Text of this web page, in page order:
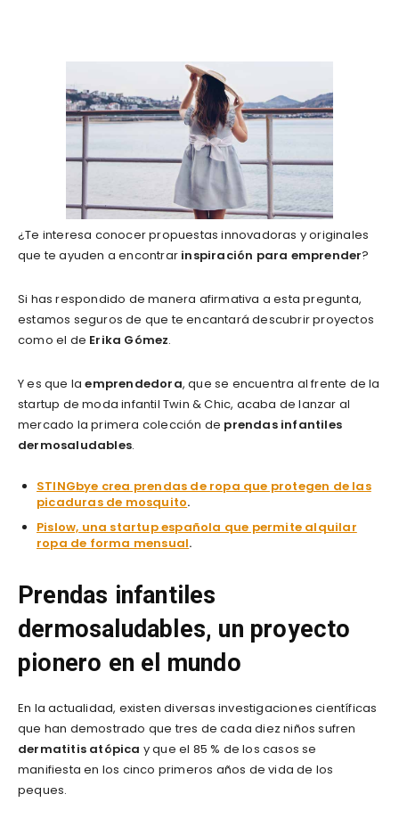
¿Te interesa conocer propuestas innovadoras y originales
que te ayuden a encontrar inspiración para emprender?
Si has respondido de manera afirmativa a esta pregunta,
estamos seguros de que te encantará descubrir proyectos
como el de Erika Gómez.
Y es que laemprendedora, que se encuentra al frente de la
startup de moda infantil Twin & Chic, acaba de lanzar al
mercado la primera colección de prendas infantiles
dermosaludables.
STINGbye crea prendas de ropa que protegen de las
picaduras de mosquito.
Pislow, una startup española que permite alquilar
ropa de forma mensual.
Prendas infantiles
dermosaludables, un proyecto
pionero en el mundo
En la actualidad, existen diversas investigaciones científicas
que han demostrado que tres de cada diez niños sufren
dermatitis atópica y que el 85 % de los casos se
manifiesta en los cinco primeros años de vida de los
peques.